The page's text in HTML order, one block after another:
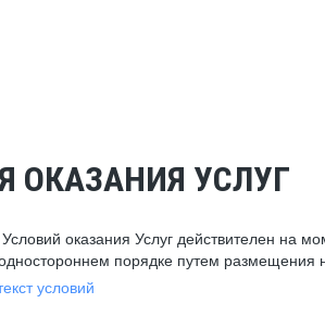
ОКАЗАНИЯ УСЛУГ
оказания Услуг действителен на
порядке путем размещения
условий